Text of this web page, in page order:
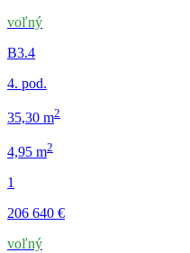
voľný
B3.4
4. pod.
35,30 m2
4,95 m2
1
206 640 €
voľný